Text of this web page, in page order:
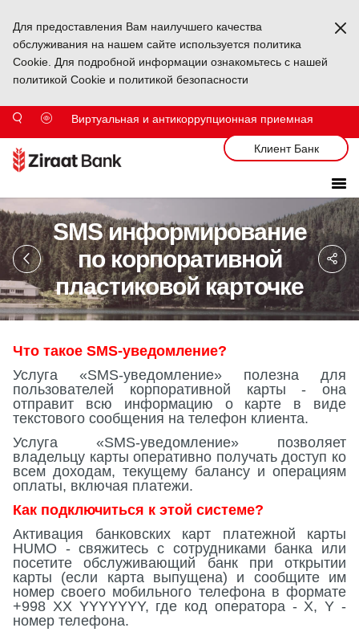
Для предоставления Вам наилучшего качества
обслуживания на нашем сайте используется политика
Cookie. Для подробной информации ознакомьтесь с нашей
политикой Cookie и политикой безопасности
Виртуальная и антикоррупционная приемная
Клиент Банк
SMS информирование
по корпоративной
пластиковой карточке
Что такое SMS-уведомление?
Услуга «SMS-уведомление» полезна для
пользователей корпоративной карты - она
отправит всю информацию о карте в виде
текстового сообщения на телефон клиента.
Услуга «SMS-уведомление» позволяет
владельцу карты оперативно получать доступ ко
всем доходам, текущему балансу и операциям
оплаты, включая платежи.
Как подключиться к этой системе?
Активация банковских карт платежной карты
HUMO - свяжитесь с сотрудниками банка или
посетите обслуживающий банк при открытии
карты (если карта выпущена) и сообщите им
номер своего мобильного телефона в формате
+998 XX YYYYYYY, где код оператора - X, Y -
номер телефона.